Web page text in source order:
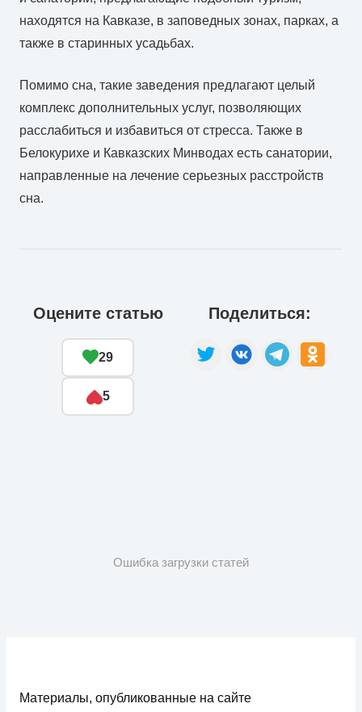
находятся на Кавказе, в заповедных зонах, парках, а
также в старинных усадьбах.
Помимо сна, такие заведения предлагают целый
комплекс дополнительных услуг, позволяющих
расслабиться и избавиться от стресса. Также в
Белокурихе и Кавказских Минводах есть санатории,
направленные на лечение серьезных расстройств
сна.
Оцените статью
29
5
Поделиться:
Ошибка загрузки статей
Материалы, опубликованные на сайте